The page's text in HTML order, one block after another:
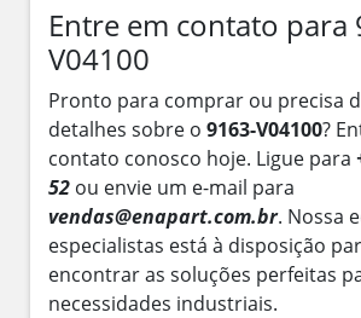
Entre em contato para
V04100
Pronto para comprar ou precisa
detalhes sobre o 9163-V04100?
contato conosco hoje. Ligue para
52 ou envie um e-mail para
vendas@enapart.com.br. Nossa
especialistas está à disposição
encontrar as soluções perfeitas
necessidades industriais.